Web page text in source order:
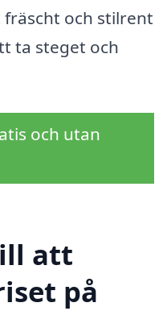
och stilrent
ta steget och
och utan
att
på